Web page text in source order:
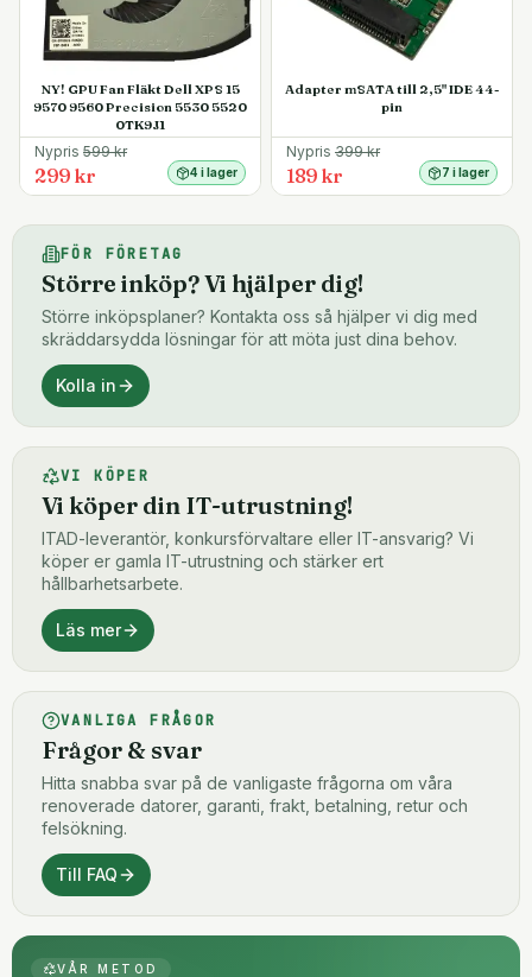
NY! GPU Fan Fläkt Dell XPS 15
9570 9560 Precision 5530 5520
0TK9J1
Nypris 599kr
299 kr 4 i lager
Adapter mSATA till 2,5" IDE 44-
pin
Nypris 399kr
189 kr 7 i lager
FÖR FÖRETAG
Större inköp? Vi hjälper dig!
Större inköpsplaner? Kontakta oss så hjälper vi dig med
skräddarsydda lösningar för att möta just dina behov.
Kolla in
VI KÖPER
Vi köper din IT-utrustning!
ITAD-leverantör, konkursförvaltare eller IT-ansvarig? Vi
köper er gamla IT-utrustning och stärker ert
hållbarhetsarbete.
Läs mer
VANLIGA FRÅGOR
Frågor & svar
Hitta snabba svar på de vanligaste frågorna om våra
renoverade datorer, garanti, frakt, betalning, retur och
felsökning.
Till FAQ
VÅR METOD